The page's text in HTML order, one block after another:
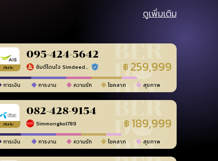
ดูเพิ่มเติม
เติมเงิน
095-424-5642
ซิมดีโดนใจ Simdeedonjai เบอร์มงคลพิมพ์นิยม ร้านยืนยันแล้ว ฿ 259,999
การเงิน การงาน ความรัก โชคลาภ สุขภาพ
เติมเงิน
082-428-9154
Simmongkol789 ฿ 189,999
การเงิน การงาน ความรัก โชคลาภ สุขภาพ